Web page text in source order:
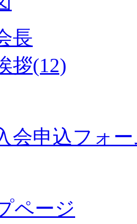
長
拶(12)
会申込フォ
ページ